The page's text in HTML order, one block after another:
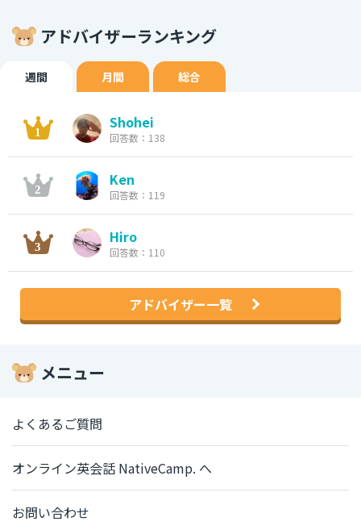
アドバイザーランキング
週間 月間 総合
Shohei
回答数：138
Ken
回答数：119
Hiro
回答数：110
アドバイザー一覧
メニュー
よくあるご質問
オンライン英会話 NativeCamp. へ
お問い合わせ